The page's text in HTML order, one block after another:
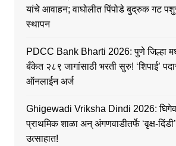
यांचे आवाहन; वाघोलीत पिंपोडे बुद्रुक गट
स्थापन
PDCC Bank Bharti 2026: पुणे जिल्हा
बँकेत २८९ जागांसाठी भरती सुरु! ‘शिपाई’
ऑनलाईन अर्ज
Ghigewadi Vriksha Dindi 2026:
प्राथमिक शाळा अन् अंगणवाडीतर्फे ‘वृक्ष-दिंडी’
उत्साहात!